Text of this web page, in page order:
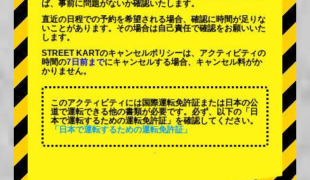
ば、事前に問題がないか確認いたします。
直近の日程での予約を希望される場合、確認に時間が足りな
いことがあります。その場合は自己責任で確認をお願いいた
します。
STREET KARTのキャンセルポリシーは、アクティビティの
時間の7日前までにキャンセルする場合、キャンセル料がか
かりません。
このアクティビティには国際運転免許証または日本の公
道で運転できる他の書類が必要です。必ず、以下の「日
本で運転するための運転免許証」を確認してください。
「日本で運転するための運転免許証」